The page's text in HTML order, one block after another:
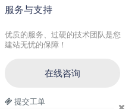
服务与支持
优质的服务、过硬的技术团队是您
建站无忧的保障！
在线咨询
提交工单